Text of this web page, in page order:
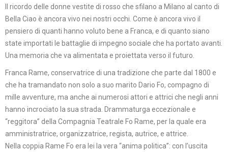
Il ricordo delle donne vestite di rosso che sfilano a Milano al canto di
Bella Ciao è ancora vivo nei nostri occhi. Come è ancora vivo il
pensiero di quanti hanno voluto bene a Franca, e di quanto siano
state importati le battaglie di impegno sociale che ha portato avanti.
Una memoria che va alimentata e proiettata verso il futuro.
Franca Rame, conservatrice di una tradizione che parte dal 1800 e
che ha tramandato non solo a suo marito Dario Fo, compagno di
mille avventure, ma anche ai numerosi attori e attrici che negli anni
hanno incrociato la sua strada. Drammaturga eccezionale e
“reggitora” della Compagnia Teatrale Fo Rame, per la quale era
amministratrice, organizzatrice, regista, autrice, e attrice.
Nella coppia Rame Fo era lei la vera “anima politica”: con l’uscita